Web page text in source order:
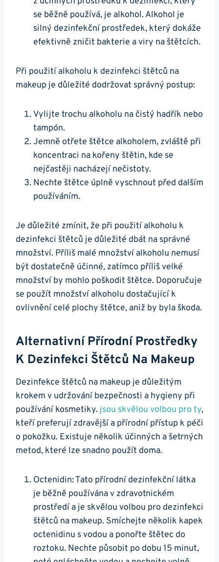
se běžně používá, je alkohol. Alkohol je
silný dezinfekční prostředek, který dokáže
efektivně zničit bakterie a viry na štětcích.
Při použití alkoholu k dezinfekci štětců na
makeup je důležité dodržovat správný postup:
Vylijte trochu alkoholu na čistý hadřík nebo
tampón.
Jemně otřete štětce alkoholem, zvláště při
koncentraci na kořeny štětin, kde se
nejčastěji nacházejí nečistoty.
Nechte štětce úplně vyschnout před dalším
používáním.
Je důležité zmínit, že při použití alkoholu k
dezinfekci štětců je důležité dbát na správné
množství. Příliš malé množství alkoholu nemusí
být dostatečně účinné, zatímco příliš velké
množství by mohlo poškodit štětce. Doporučuje
se použít množství alkoholu dostačující k
ovlivnění celé plochy štětce, aniž by byla škoda.
Alternativní Přírodní Prostředky
K Dezinfekci Štětců Na Makeup
Dezinfekce štětců na makeup je důležitým
krokem v udržování bezpečnosti a hygieny při
používání kosmetiky. jsou skvělou volbou pro ty,
kteří preferují zdravější a přírodní přístup k péči
o pokožku. Existuje několik účinných a šetrných
metod, které lze snadno použít doma.
Octenidin: Tato přírodní dezinfekční látka
je běžně používána v zdravotnickém
prostředí a je skvělou volbou pro dezinfekci
štětců na makeup. Smíchejte několik kapek
octenidinu s vodou a ponořte štětec do
roztoku. Nechte působit po dobu 15 minut,